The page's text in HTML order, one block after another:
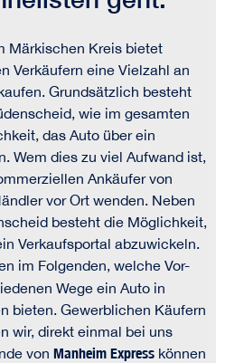
Märkischen Kreis bietet
Verkäufern eine Vielzahl an
Grundsätzlich besteht
wie im gesamten
das Auto über ein
Wem dies zu viel Aufwand ist,
Ankäufer von
vor Ort wenden. Neben
besteht die Möglichkeit,
Verkaufsportal abzuwickeln.
im Folgenden, welche Vor-
Wege ein Auto in
bieten. Gewerblichen Käufern
wir, direkt einmal bei uns
von Manheim Express können